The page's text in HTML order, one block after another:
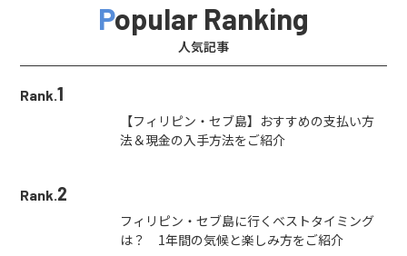
Popular Ranking
人気記事
Rank.1
【フィリピン・セブ島】おすすめの支払い方
法＆現金の入手方法をご紹介
Rank.2
フィリピン・セブ島に行くベストタイミング
は？ 1年間の気候と楽しみ方をご紹介